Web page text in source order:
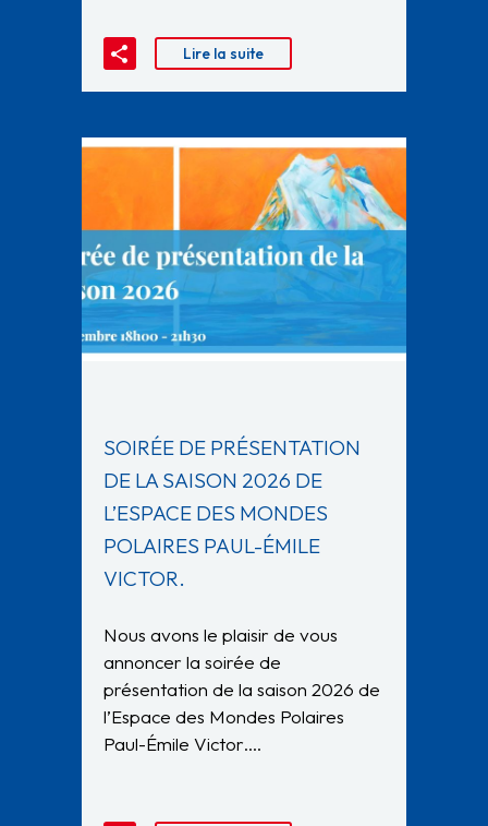
Lire la suite
SOIRÉE DE PRÉSENTATION
DE LA SAISON 2026 DE
L’ESPACE DES MONDES
POLAIRES PAUL-ÉMILE
VICTOR.
Nous avons le plaisir de vous
annoncer la soirée de
présentation de la saison 2026 de
l’Espace des Mondes Polaires
Paul-Émile Victor….